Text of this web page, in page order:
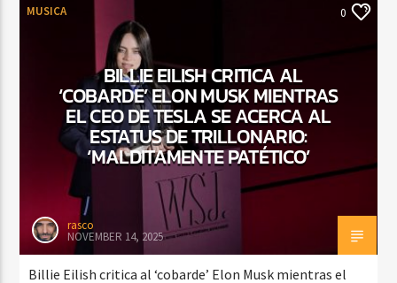
MUSICA 0
BILLIE EILISH CRITICA AL
‘COBARDE’ ELON MUSK MIENTRAS
EL CEO DE TESLA SE ACERCA AL
ESTATUS DE TRILLONARIO:
‘MALDITAMENTE PATÉTICO’
rasco
NOVEMBER 14, 2025
Billie Eilish critica al ‘cobarde’ Elon Musk mientras el